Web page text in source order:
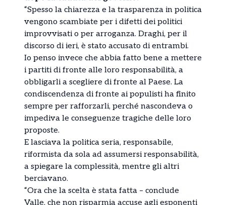
“Spesso la chiarezza e la trasparenza in politica
vengono scambiate per i difetti dei politici
improvvisati o per arroganza. Draghi, per il
discorso di ieri, è stato accusato di entrambi.
Io penso invece che abbia fatto bene a mettere
i partiti di fronte alle loro responsabilità, a
obbligarli a scegliere di fronte al Paese. La
condiscendenza di fronte ai populisti ha finito
sempre per rafforzarli, perché nascondeva o
impediva le conseguenze tragiche delle loro
proposte.
E lasciava la politica seria, responsabile,
riformista da sola ad assumersi responsabilità,
a spiegare la complessità, mentre gli altri
berciavano.
“Ora che la scelta è stata fatta – conclude
Valle, che non risparmia accuse agli esponenti